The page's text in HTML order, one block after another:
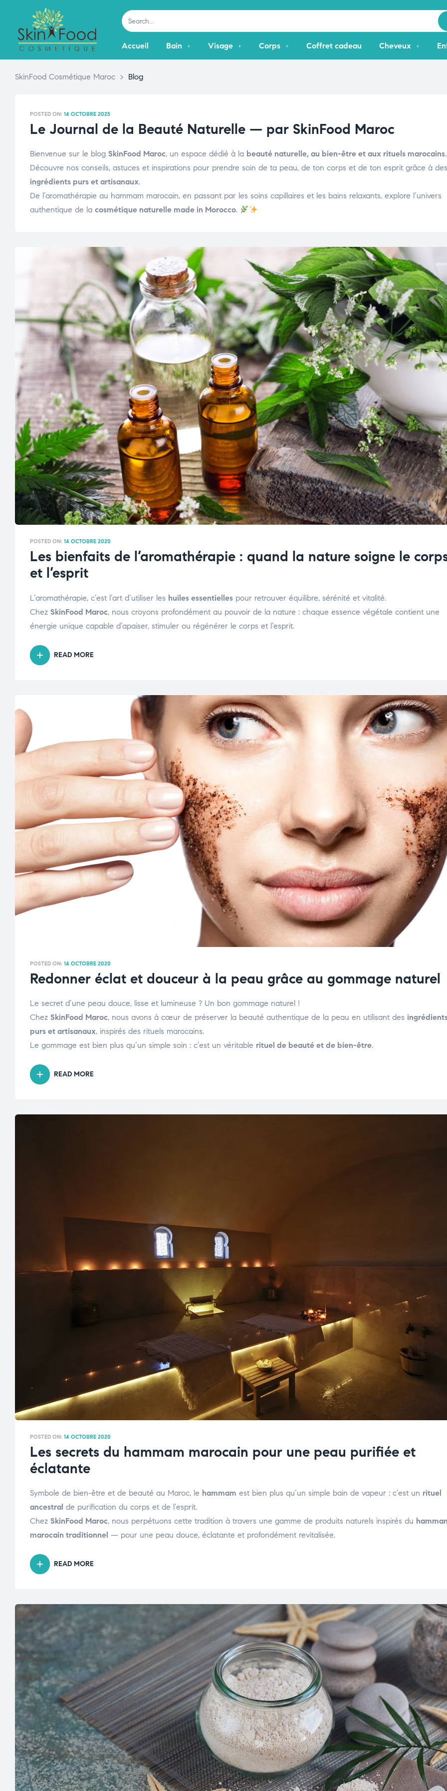
Accueil Bain Visage Corps Coffret cadeau Cheveux
SkinFood Cosmétique Maroc > Blog
POSTED ON: 14 OCTOBRE 2025
Le Journal de la Beauté Naturelle — par SkinFood Maroc
Bienvenue sur le blog SkinFood Maroc, un espace dédié à la beauté naturelle, au bien-être et aux rituels marocains.
Découvre nos conseils, astuces et inspirations pour prendre soin de ta peau, de ton corps et de ton esprit grâce à des
ingrédients purs et artisanaux.
De l’aromathérapie au hammam marocain, en passant par les soins capillaires et les bains relaxants, explore l’univers
authentique de la cosmétique naturelle made in Morocco.
POSTED ON: 14 OCTOBRE 2020
Les bienfaits de l’aromathérapie : quand la nature soigne le
et l’esprit
L’aromathérapie, c’est l’art d’utiliser les huiles essentielles pour retrouver équilibre, sérénité et vitalité.
Chez SkinFood Maroc, nous croyons profondément au pouvoir de la nature : chaque essence végétale contient une
énergie unique capable d’apaiser, stimuler ou régénérer le corps et l’esprit.
READ MORE
POSTED ON: 14 OCTOBRE 2020
Redonner éclat et douceur à la peau grâce au gommage naturel
Le secret d’une peau douce, lisse et lumineuse ? Un bon gommage naturel !
Chez SkinFood Maroc, nous avons à cœur de préserver la beauté authentique de la peau en utilisant des
purs et artisanaux, inspirés des rituels marocains.
Le gommage est bien plus qu’un simple soin : c’est un véritable rituel de beauté et de bien-être.
READ MORE
POSTED ON: 14 OCTOBRE 2020
Les secrets du hammam marocain pour une peau purifiée et
éclatante
Symbole de bien-être et de beauté au Maroc, le hammam est bien plus qu’un simple bain de vapeur : c’est un rituel
ancestral de purification du corps et de l’esprit.
Chez SkinFood Maroc, nous perpétuons cette tradition à travers une gamme de produits naturels inspirés du
marocain traditionnel — pour une peau douce, éclatante et profondément revitalisée.
READ MORE